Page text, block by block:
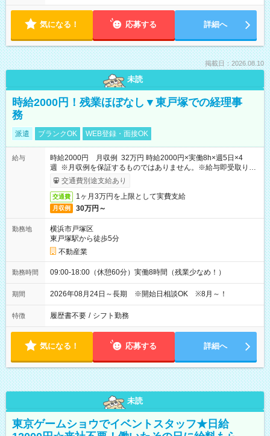
気になる！ 応募する 詳細へ
掲載日：2026.08.10
未読
時給2000円！残業ほぼなし▼東戸塚での経理事
務
派遣 ブランクOK WEB登録・面接OK
給与
時給2000円 月収例 32万円 時給2000円×実働8h×週5日×4
週 ※月収例を保証するものではありません。※給与即受取りサ
ービス利用可（利用条件有）
交通費別途支給あり
交通費 1ヶ月3万円を上限として実費支給
月収例 30万円～
勤務地
横浜市戸塚区
東戸塚駅から徒歩5分
不動産業
勤務時間 09:00-18:00（休憩60分）実働8時間（残業少なめ！）
期間 2026年08月24日～長期 ※開始日相談OK ※8月～！
特徴 履歴書不要 / シフト勤務
気になる！ 応募する 詳細へ
未読
東京ゲームショウでイベントスタッフ★日給